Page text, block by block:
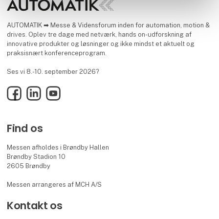
AUTOMATIK ➡ Messe & Vidensforum inden for automation, motion &
drives. Oplev tre dage med netværk, hands on-udforskning af
innovative produkter og løsninger og ikke mindst et aktuelt og
praksisnært konferenceprogram.
Ses vi 8.-10. september 2026?
FacebookLinkedInYouTube
Find os
Messen afholdes i Brøndby Hallen
Brøndby Stadion 10
2605 Brøndby
Messen arrangeres af MCH A/S
Kontakt os